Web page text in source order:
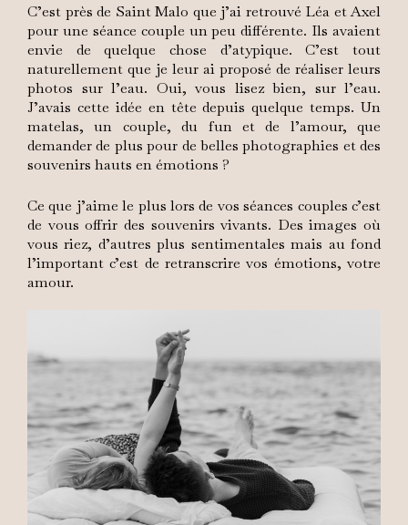
C’est près de Saint Malo que j’ai retrouvé Léa et Axel
pour une séance couple un peu différente. Ils avaient
envie de quelque chose d’atypique. C’est tout
naturellement que je leur ai proposé de réaliser leurs
photos sur l’eau. Oui, vous lisez bien, sur l’eau.
J’avais cette idée en tête depuis quelque temps. Un
matelas, un couple, du fun et de l’amour, que
demander de plus pour de belles photographies et des
souvenirs hauts en émotions ?
Ce que j’aime le plus lors de vos séances couples c’est
de vous offrir des souvenirs vivants. Des images où
vous riez, d’autres plus sentimentales mais au fond
l’important c’est de retranscrire vos émotions, votre
amour.